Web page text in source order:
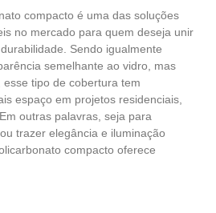
compacto é uma das soluções
no mercado para quem deseja unir
Sendo igualmente
semelhante ao vidro, mas
tipo de cobertura tem
espaço em projetos residenciais,
outras palavras, seja para
trazer elegância e iluminação
compacto oferece